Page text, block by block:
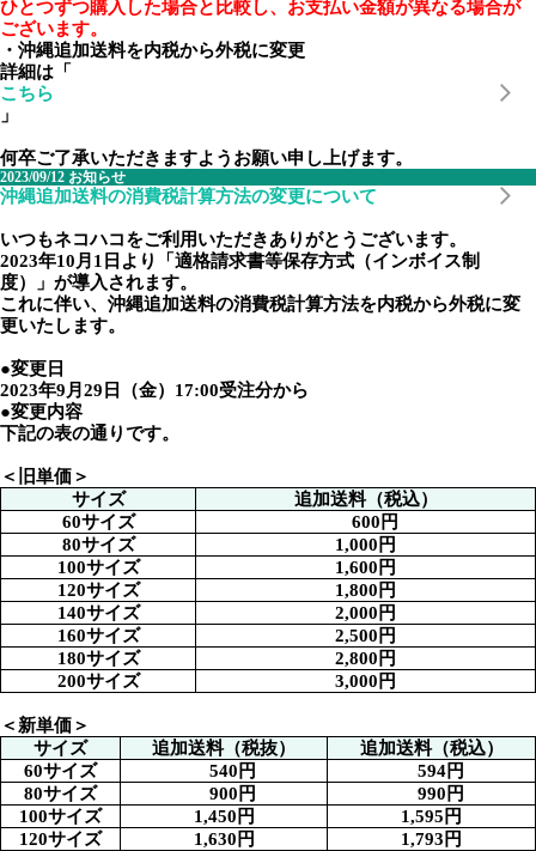
ひとつずつ購入した場合と比較し、お支払い金額が異なる場合が
ございます。
・沖縄追加送料を内税から外税に変更
詳細は「
こちら
」
何卒ご了承いただきますようお願い申し上げます。
2023/09/12 お知らせ
沖縄追加送料の消費税計算方法の変更について
いつもネコハコをご利用いただきありがとうございます。
2023年10月1日より「適格請求書等保存方式（インボイス制
度）」が導入されます。
これに伴い、沖縄追加送料の消費税計算方法を内税から外税に変
更いたします。
●変更日
2023年9月29日（金）17:00受注分から
●変更内容
下記の表の通りです。
＜旧単価＞
サイズ
追加送料（税込）
60サイズ
600円
80サイズ
1,000円
100サイズ
1,600円
120サイズ
1,800円
140サイズ
2,000円
160サイズ
2,500円
180サイズ
2,800円
200サイズ
3,000円
＜新単価＞
サイズ
追加送料（税抜）
追加送料（税込）
60サイズ
540円
594円
80サイズ
900円
990円
100サイズ
1,450円
1,595円
120サイズ
1,630円
1,793円